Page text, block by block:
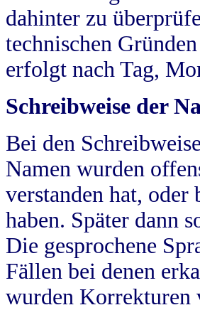
dahinter zu
technischen
erfolgt nach Tag,
Schreibweise der
Bei den
Namen wurden
verstanden hat, oder
haben. Später dann
Die gesprochene
Fällen bei denen
wurden Korrekturen